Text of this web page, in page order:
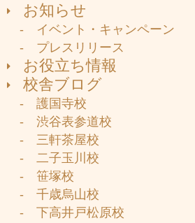
お知らせ
- イベント・キャンペーン
- プレスリリース
お役立ち情報
校舎ブログ
- 護国寺校
- 渋谷表参道校
- 三軒茶屋校
- 二子玉川校
- 笹塚校
- 千歳烏山校
- 下高井戸松原校